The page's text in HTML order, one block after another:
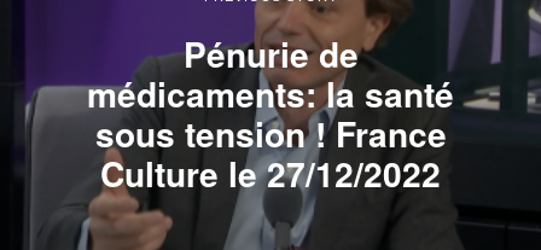
Pénurie de
médicaments: la santé
sous tension ! France
Culture le 27/12/2022